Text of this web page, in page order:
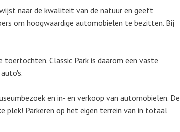
naar de kwaliteit van de natuur en geeft
om hoogwaardige automobielen te bezitten. Bij
toertochten. Classic Park is daarom een vaste
en in- en verkoop van automobielen. De
plek! Parkeren op het eigen terrein van in totaal